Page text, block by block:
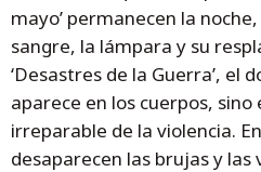
mayo’ permanecen la
sangre, la lámpara y su
‘Desastres de la Guerra’, el
aparece en los cuerpos, sino
irreparable de la violencia.
desaparecen las brujas y las